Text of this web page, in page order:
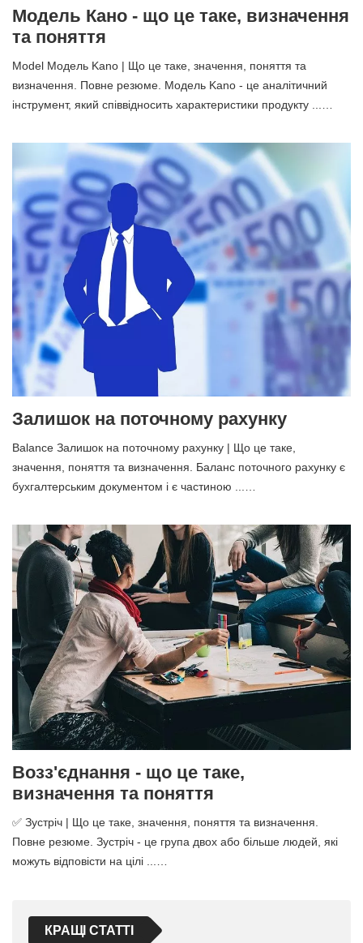
Модель Кано - що це таке, визначення
та поняття
Model Модель Kano | Що це таке, значення, поняття та
визначення. Повне резюме. Модель Kano - це аналітичний
інструмент, який співвідносить характеристики продукту ...…
Залишок на поточному рахунку
Balance Залишок на поточному рахунку | Що це таке,
значення, поняття та визначення. Баланс поточного рахунку є
бухгалтерським документом і є частиною ...…
Возз'єднання - що це таке,
визначення та поняття
✅ Зустріч | Що це таке, значення, поняття та визначення.
Повне резюме. Зустріч - це група двох або більше людей, які
можуть відповісти на цілі ...…
КРАЩІ СТАТТІ